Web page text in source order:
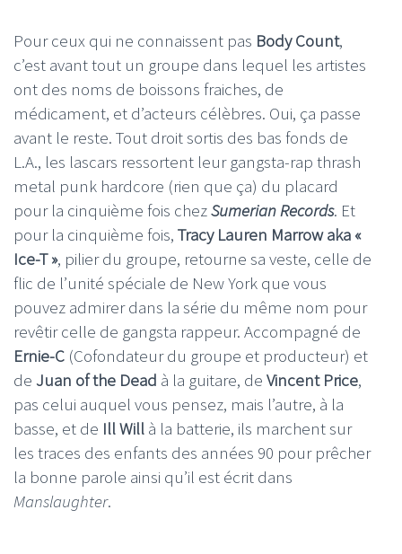
Pour ceux qui ne connaissent pas Body Count,
c’est avant tout un groupe dans lequel les artistes
ont des noms de boissons fraiches, de
médicament, et d’acteurs célèbres. Oui, ça passe
avant le reste. Tout droit sortis des bas fonds de
L.A., les lascars ressortent leur gangsta-rap thrash
metal punk hardcore (rien que ça) du placard
pour la cinquième fois chezSumerian Records. Et
pour la cinquième fois, Tracy Lauren Marrow aka «
Ice-T », pilier du groupe, retourne sa veste, celle de
flic de l’unité spéciale de New York que vous
pouvez admirer dans la série du même nom pour
revêtir celle de gangsta rappeur. Accompagné de
Ernie-C (Cofondateur du groupe et producteur) et
de Juan of the Dead à la guitare, de Vincent Price,
pas celui auquel vous pensez, mais l’autre, à la
basse, et de Ill Will à la batterie, ils marchent sur
les traces des enfants des années 90 pour prêcher
la bonne parole ainsi qu’il est écrit dans
Manslaughter.